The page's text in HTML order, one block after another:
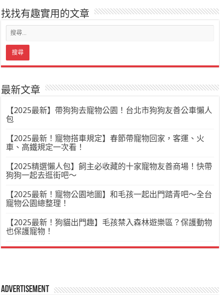
找找有趣實用的文章
最新文章
【2025最新】帶狗狗去寵物公園！台北市狗狗友善公車懶人
包
【2025最新！寵物搭車規定】春節帶寵物回家，客運、火
車、高鐵規定一次看！
【2025精選懶人包】飼主必收藏的十家寵物友善商場！快帶
狗狗一起去逛街吧～
【2025最新！寵物公園地圖】和毛孩一起出門踏青吧～全台
寵物公園總整理！
【2025最新！狗貓出門趣】毛孩禁入森林遊樂區？保護動物
也保護寵物！
Advertisement